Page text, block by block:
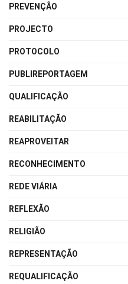
PREVENÇÃO
PROJECTO
PROTOCOLO
PUBLIREPORTAGEM
QUALIFICAÇÃO
REABILITAÇÃO
REAPROVEITAR
RECONHECIMENTO
REDE VIÁRIA
REFLEXÃO
RELIGIÃO
REPRESENTAÇÃO
REQUALIFICAÇÃO